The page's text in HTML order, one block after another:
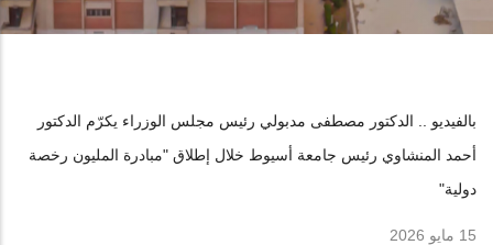
بالفيديو .. الدكتور مصطفى مدبولي رئيس مجلس الوزراء يكرّم الدكتور
أحمد المنشاوي رئيس جامعة أسيوط خلال إطلاق "مبادرة المليون رخصة
دولية"
15 مايو 2026